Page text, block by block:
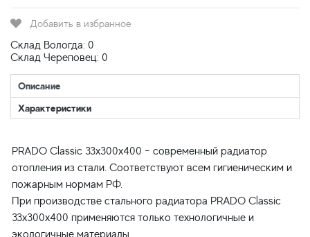
Добавить в избранное
Склад Вологда: 0
Склад Череповец: 0
Описание
Характеристики
PRADO Classic 33x300x400 - современный радиатор
отопления из стали. Соответствуют всем гигиеническим и
пожарным нормам РФ.
При производстве стального радиатора PRADO Classic
33x300x400 применяются только технологичные и
экологичные материалы.